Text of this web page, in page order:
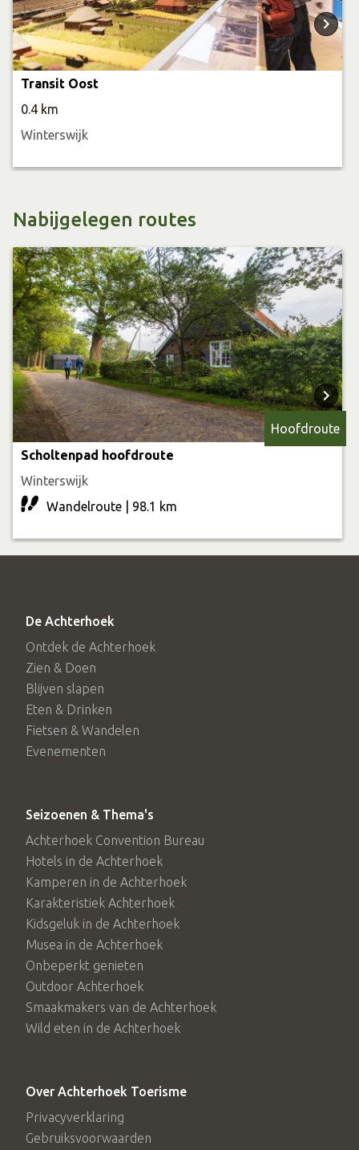
Transit Oost
0.4 km
Winterswijk
Nabijgelegen routes
Hoofdroute
Scholtenpad hoofdroute
Winterswijk
Wandelroute | 98.1 km
De Achterhoek
Ontdek de Achterhoek
Zien & Doen
Blijven slapen
Eten & Drinken
Fietsen & Wandelen
Evenementen
Seizoenen & Thema's
Achterhoek Convention Bureau
Hotels in de Achterhoek
Kamperen in de Achterhoek
Karakteristiek Achterhoek
Kidsgeluk in de Achterhoek
Musea in de Achterhoek
Onbeperkt genieten
Outdoor Achterhoek
Smaakmakers van de Achterhoek
Wild eten in de Achterhoek
Over Achterhoek Toerisme
Privacyverklaring
Gebruiksvoorwaarden